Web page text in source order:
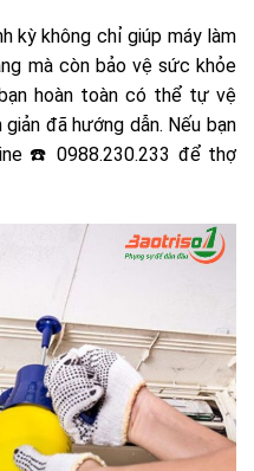
kỳ không chỉ giúp máy làm
mà còn bảo vệ sức khỏe
hoàn toàn có thể tự vệ
đã hướng dẫn. Nếu bạn
☎️ 0988.230.233 để thợ